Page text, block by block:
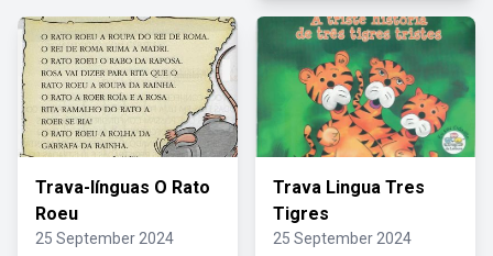
Trava-línguas O Rato
Roeu
25 September 2024
Trava Lingua Tres
Tigres
25 September 2024